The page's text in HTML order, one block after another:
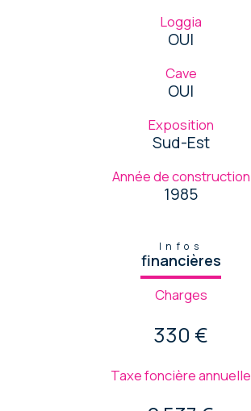
Loggia
OUI
Cave
OUI
Exposition
Sud-Est
Année de construction
1985
Infos
financières
Charges
330 €
Taxe foncière annuelle